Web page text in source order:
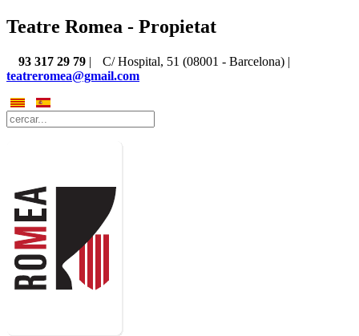
Teatre Romea - Propietat
93 317 29 79 |
C/ Hospital, 51 (08001 - Barcelona) |
teatreromea@gmail.com